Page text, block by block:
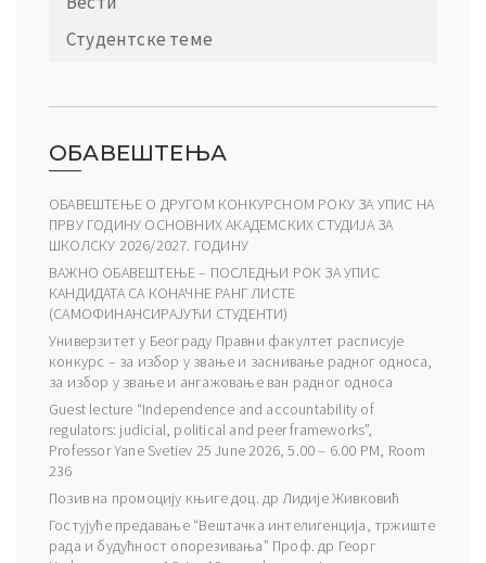
Студентске теме
ОБАВЕШТЕЊА
ОБАВЕШТЕЊЕ О ДРУГОМ КОНКУРСНОМ РОКУ ЗА УПИС НА
ПРВУ ГОДИНУ ОСНОВНИХ АКАДЕМСКИХ СТУДИЈА ЗА
ШКОЛСКУ 2026/2027. ГОДИНУ
ВАЖНО ОБАВЕШТЕЊЕ – ПОСЛЕДЊИ РОК ЗА УПИС
КАНДИДАТА СА КОНАЧНЕ РАНГ ЛИСТЕ
(САМОФИНАНСИРАЈУЋИ СТУДЕНТИ)
Универзитет у Београду Правни факултет расписује
конкурс – за избор у звање и заснивање радног односа,
за избор у звање и ангажовање ван радног односа
Guest lecture “Independence and accountability of
regulators: judicial, political and peer frameworks”,
Professor Yane Svetiev 25 June 2026, 5.00 – 6.00 PM, Room
236
Позив на промоцију књиге доц. др Лидије Живковић
Гостујуће предавање “Вештачка интелигенција, тржиште
рада и будућност опорезивања” Проф. др Георг